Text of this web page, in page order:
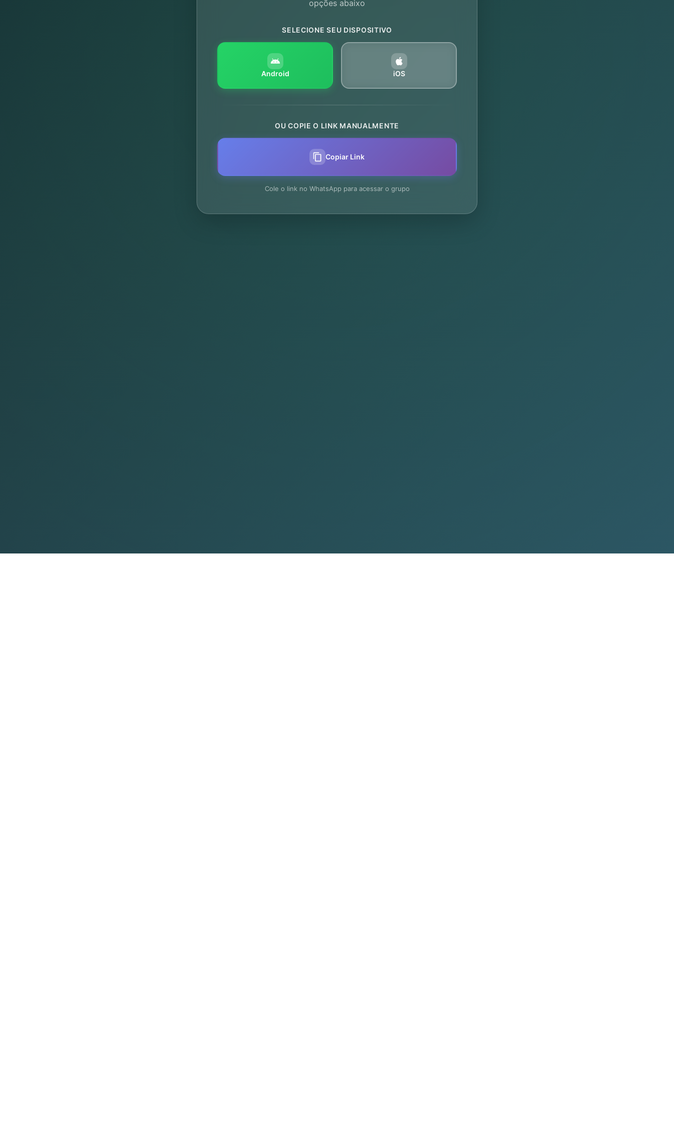
opções abaixo
SELECIONE SEU DISPOSITIVO
Android iOS
OU COPIE O LINK MANUALMENTE
Copiar Link
Cole o link no WhatsApp para acessar o grupo